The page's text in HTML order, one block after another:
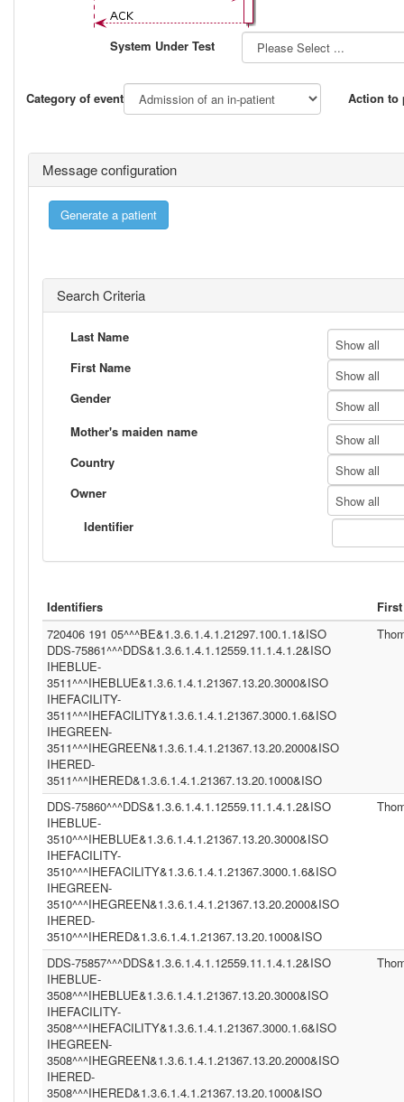
System Under Test
Category of event Action to
Message configuration
Search Criteria
Last Name
Show all
First Name
Show all
Gender
Show all
Mother's maiden name
Show all
Country
Show all
Owner
Show all
Identifier
Identifiers
720406 191 05^^^BE&1.3.6.1.4.1.21297.100.1.1&ISO
DDS-75861^^^DDS&1.3.6.1.4.1.12559.11.1.4.1.2&ISO
IHEBLUE-
3511^^^IHEBLUE&1.3.6.1.4.1.21367.13.20.3000&ISO
IHEFACILITY-
3511^^^IHEFACILITY&1.3.6.1.4.1.21367.3000.1.6&ISO
IHEGREEN-
3511^^^IHEGREEN&1.3.6.1.4.1.21367.13.20.2000&ISO
IHERED-
3511^^^IHERED&1.3.6.1.4.1.21367.13.20.1000&ISO
DDS-75860^^^DDS&1.3.6.1.4.1.12559.11.1.4.1.2&ISO
IHEBLUE-
3510^^^IHEBLUE&1.3.6.1.4.1.21367.13.20.3000&ISO
IHEFACILITY-
3510^^^IHEFACILITY&1.3.6.1.4.1.21367.3000.1.6&ISO
IHEGREEN-
3510^^^IHEGREEN&1.3.6.1.4.1.21367.13.20.2000&ISO
IHERED-
3510^^^IHERED&1.3.6.1.4.1.21367.13.20.1000&ISO
DDS-75857^^^DDS&1.3.6.1.4.1.12559.11.1.4.1.2&ISO
IHEBLUE-
3508^^^IHEBLUE&1.3.6.1.4.1.21367.13.20.3000&ISO
IHEFACILITY-
3508^^^IHEFACILITY&1.3.6.1.4.1.21367.3000.1.6&ISO
IHEGREEN-
3508^^^IHEGREEN&1.3.6.1.4.1.21367.13.20.2000&ISO
IHERED-
3508^^^IHERED&1.3.6.1.4.1.21367.13.20.1000&ISO